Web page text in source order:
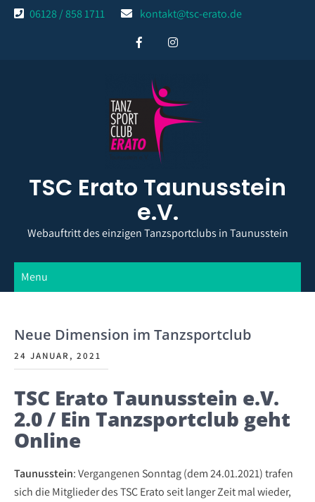
Skip
06128 / 858 1711 kontakt@tsc-erato.de
TSC Erato Taunusstein
e.V.
Webauftritt des einzigen Tanzsportclubs in Taunusstein
Menu
Neue Dimension im Tanzsportclub
24 JANUAR, 2021
TSC Erato Taunusstein e.V.
2.0 / Ein Tanzsportclub geht
Online
Taunusstein: Vergangenen Sonntag (dem 24.01.2021) trafen
sich die Mitglieder des TSC Erato seit langer Zeit mal wieder,